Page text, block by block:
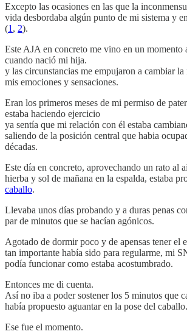
Excepto las ocasiones en las que la
vida desbordaba algún punto de mi sistema y
(1 , 2).
Este AJA en concreto me vino en un momento
cuando nació mi hija.
y las circunstancias me empujaron a cambiar la
mis emociones y sensaciones.
Eran los primeros meses de mi permiso de
estaba haciendo ejercicio
ya sentía que mi relación con él estaba
saliendo de la posición central que habia
décadas.
Este día en concreto, aprovechando un rato al
hierba y sol de mañana en la espalda, estaba
caballo.
Llevaba unos días probando y a duras penas
par de minutos que se hacían agónicos.
Agotado de dormir poco y de apensas tener el
tan importante había sido para regularme, mi
podía funcionar como estaba acostumbrado.
Entonces me di cuenta.
Así no iba a poder sostener los 5 minutos que
había propuesto aguantar en la pose del caballo.
Ese fue el momento.